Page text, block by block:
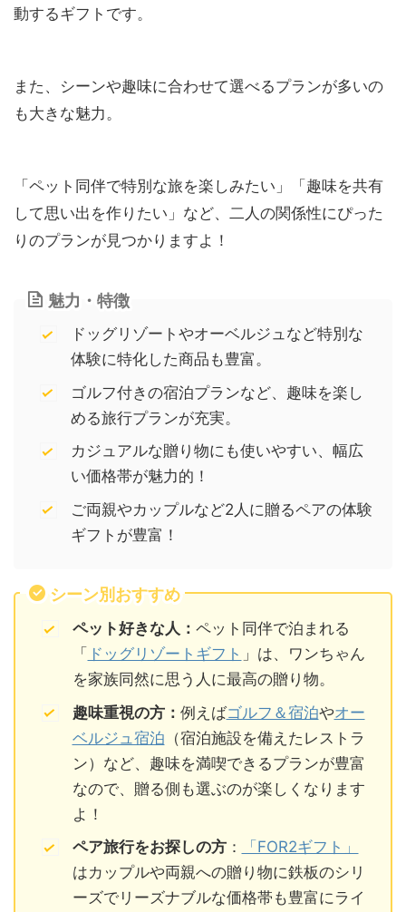
動するギフトです。
また、シーンや趣味に合わせて選べるプランが多いの
も大きな魅力。
「ペット同伴で特別な旅を楽しみたい」「趣味を共有
して思い出を作りたい」など、二人の関係性にぴった
りのプランが見つかりますよ！
魅力・特徴
ドッグリゾートやオーベルジュなど特別な
体験に特化した商品も豊富。
ゴルフ付きの宿泊プランなど、趣味を楽し
める旅行プランが充実。
カジュアルな贈り物にも使いやすい、幅広
い価格帯が魅力的！
ご両親やカップルなど2人に贈るペアの体験
ギフトが豊富！
シーン別おすすめ
ペット好きな人： ペット同伴で泊まれる
「 ドッグリゾートギフト 」は、ワンちゃん
を家族同然に思う人に最高の贈り物。
趣味重視の方： 例えばゴルフ＆宿泊やオー
ベルジュ宿泊 （宿泊施設を備えたレストラ
ン）など、趣味を満喫できるプランが豊富
なので、贈る側も選ぶのが楽しくなります
よ！
ペア旅行をお探しの方：
「FOR2ギフト」
はカップルや両親への贈り物に鉄板のシリ
ーズでリーズナブルな価格帯も豊富にライ